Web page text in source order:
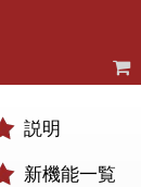
説明
新機能一覧